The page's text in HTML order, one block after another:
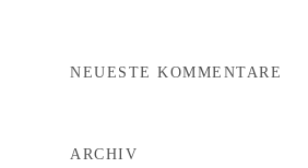
NEUESTE KOMMENTARE
ARCHIV